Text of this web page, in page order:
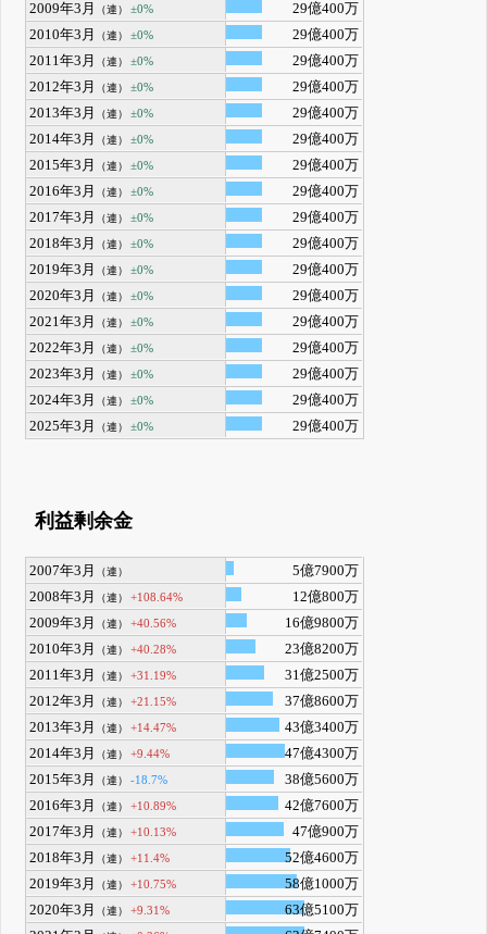
2009年3月
（連） ±0%
29億400万
2010年3月
（連） ±0%
29億400万
2011年3月
（連） ±0%
29億400万
2012年3月
（連） ±0%
29億400万
2013年3月
（連） ±0%
29億400万
2014年3月
（連） ±0%
29億400万
2015年3月
（連） ±0%
29億400万
2016年3月
（連） ±0%
29億400万
2017年3月
（連） ±0%
29億400万
2018年3月
（連） ±0%
29億400万
2019年3月
（連） ±0%
29億400万
2020年3月
（連） ±0%
29億400万
2021年3月
（連） ±0%
29億400万
2022年3月
（連） ±0%
29億400万
2023年3月
（連） ±0%
29億400万
2024年3月
（連） ±0%
29億400万
2025年3月
（連） ±0% 29億400万
利益剰余金
2007年3月 （連）
5億7900万
2008年3月
（連） +108.64%
12億800万
2009年3月
（連） +40.56%
16億9800万
2010年3月
（連） +40.28%
23億8200万
2011年3月
（連） +31.19%
31億2500万
2012年3月
（連） +21.15%
37億8600万
2013年3月
（連） +14.47%
43億3400万
2014年3月
（連） +9.44%
47億4300万
2015年3月
（連） -18.7%
38億5600万
2016年3月
（連） +10.89%
42億7600万
2017年3月
（連） +10.13%
47億900万
2018年3月
（連） +11.4%
52億4600万
2019年3月
（連） +10.75%
58億1000万
2020年3月
（連） +9.31%
63億5100万